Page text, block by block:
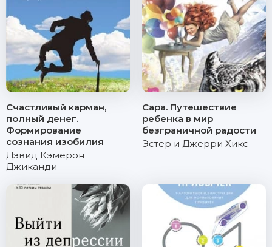
Счастливый карман,
полный денег.
Формирование
сознания изобилия
Дэвид Кэмерон
Джиканди
Сара. Путешествие
ребенка в мир
безграничной радости
Эстер и Джерри Хикс